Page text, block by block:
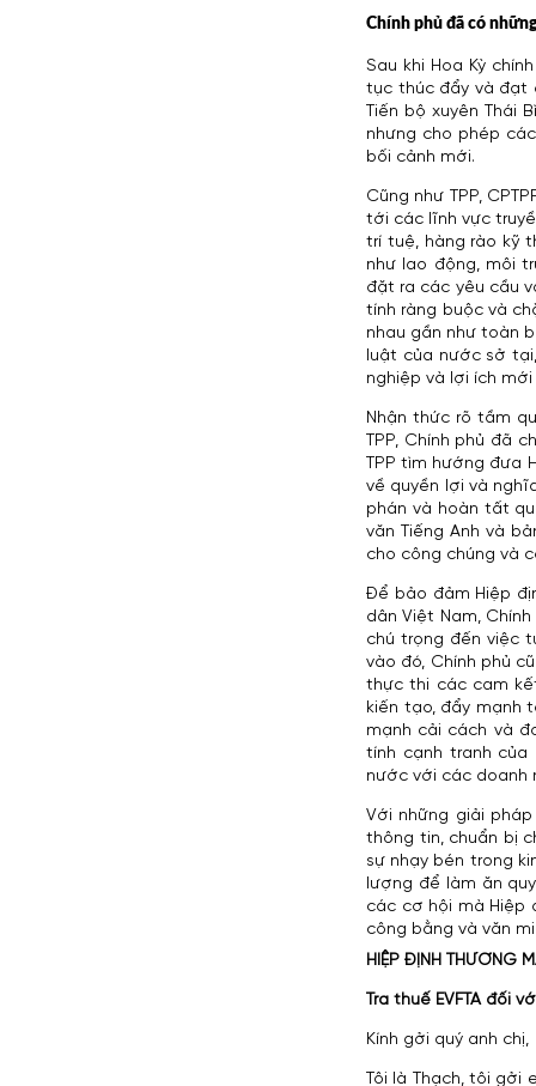
Chính phủ đã có
Sau khi Hoa Kỳ
tục thúc đẩy và đạt
Tiến bộ xuyên Thái
nhưng cho phép
bối cảnh mới.
Cũng như TPP,
tới các lĩnh vực
trí tuệ, hàng rào kỹ
như lao động, môi
đặt ra các yêu cầu
tính ràng buộc và
nhau gần như toàn
luật của nước sở
nghiệp và lợi ích
Nhận thức rõ tầm
TPP, Chính phủ đã
TPP tìm hướng
về quyền lợi và
phán và hoàn tất
văn Tiếng Anh và
cho công chúng và
Để bảo đảm Hiệp
dân Việt Nam,
chú trọng đến việc
vào đó, Chính phủ
thực thi các cam
kiến tạo, đẩy mạnh
mạnh cải cách và
tính cạnh tranh
nước với các doanh
Với những giải
thông tin, chuẩn bị
sự nhạy bén trong
lượng để làm ăn
các cơ hội mà Hiệp
công bằng và văn
HIỆP ĐỊNH THƯƠNG
Tra thuế EVFTA đối
Kính gởi quý anh chị,
Tôi là Thạch, tôi